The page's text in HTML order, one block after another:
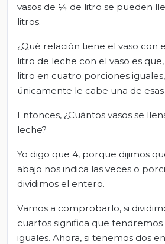
vasos de ¼ de litro se pueden
litros.
¿Qué relación tiene el vaso con
litro de leche con el vaso es
litro en cuatro porciones iguales,
únicamente le cabe una de
Entonces, ¿Cuántos vasos se
leche?
Yo digo que 4, porque dijimos
abajo nos indica las veces o
dividimos el entero.
Vamos a comprobarlo, si
cuartos significa que
iguales. Ahora, si tenemos dos